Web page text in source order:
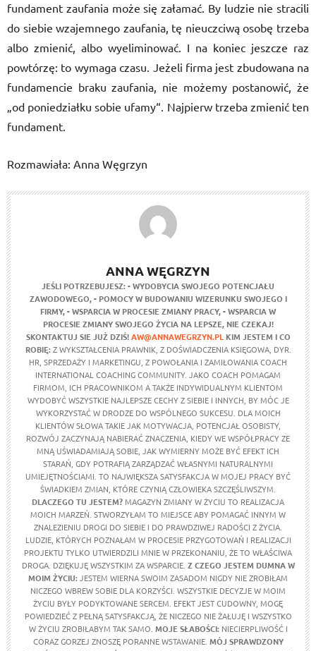
fundament zaufania może się załamać. By ludzie nie stracili
do siebie wzajemnego zaufania, tę nieuczciwą osobę trzeba
albo zmienić, albo wyeliminować. I na koniec jeszcze raz
powtórzę: to wymaga czasu. Jeżeli firma jest zbudowana na
fundamencie braku zaufania, nie możemy postanowić, że
„od poniedziałku sobie ufamy“. Najpierw trzeba zmienić ten
fundament.
Rozmawiała: Anna Węgrzyn
ANNA WĘGRZYN
JEŚLI POTRZEBUJESZ:- WYDOBYCIA SWOJEGO POTENCJAŁU
ZAWODOWEGO, - POMOCY W BUDOWANIU WIZERUNKU SWOJEGO I
FIRMY,- WSPARCIA W PROCESIE ZMIANY PRACY,- WSPARCIA W
PROCESIE ZMIANY SWOJEGO ŻYCIA NA LEPSZE, NIE CZEKAJ!
SKONTAKTUJ SIE JUŻ DZIŚ!AW@ANNAWEGRZYN.PL KIM JESTEM I CO
ROBIĘ:Z WYKSZTAŁCENIA PRAWNIK, Z DOŚWIADCZENIA KSIĘGOWA, DYR.
HR, SPRZEDAŻY I MARKETINGU, Z POWOŁANIA I ZAMIŁOWANIA COACH
INTERNATIONAL COACHING COMMUNITY. JAKO COACH POMAGAM
FIRMOM, ICH PRACOWNIKOM A TAKŻE INDYWIDUALNYM KLIENTOM
WYDOBYĆ WSZYSTKIE NAJLEPSZE CECHY Z SIEBIE I INNYCH, BY MÓC JE
WYKORZYSTAĆ W DRODZE DO WSPÓLNEGO SUKCESU. DLA MOICH
KLIENTÓW SŁOWA TAKIE JAK MOTYWACJA, POTENCJAŁ OSOBISTY,
ROZWÓJ ZACZYNAJĄ NABIERAĆ ZNACZENIA, KIEDY WE WSPÓŁPRACY ZE
MNĄ UŚWIADAMIAJĄ SOBIE, JAK WYMIERNY MOŻE BYĆ EFEKT ICH
STARAŃ, GDY POTRAFIĄ ZARZĄDZAĆ WŁASNYMI NATURALNYMI
UMIEJĘTNOŚCIAMI. TO NAJWIĘKSZA SATYSFAKCJA W MOJEJ PRACY BYĆ
ŚWIADKIEM ZMIAN, KTÓRE CZYNIĄ CZŁOWIEKA SZCZĘŚLIWSZYM.
DLACZEGO TU JESTEM?MAGAZYN ZMIANY W ŻYCIU TO REALIZACJA
MOICH MARZEŃ. STWORZYŁAM TO MIEJSCE ABY POMAGAĆ INNYM W
ZNALEZIENIU DROGI DO SIEBIE I DO PRAWDZIWEJ RADOŚCI Z ŻYCIA.
LUDZIE, KTÓRYCH POZNAŁAM W PROCESIE PRZYGOTOWAŃ I REALIZACJI
PROJEKTU TYLKO UTWIERDZILI MNIE W PRZEKONANIU, ŻE TO WŁAŚCIWA
DROGA. DZIĘKUJĘ WSZYSTKIM ZA WSPARCIE. Z CZEGO JESTEM DUMNA W
MOIM ŻYCIU:JESTEM WIERNA SWOIM ZASADOM NIGDY NIE ZROBIŁAM
NICZEGO WBREW SOBIE DLA KORZYŚCI. WSZYSTKIE DECYZJE W MOIM
ŻYCIU BYŁY PODYKTOWANE SERCEM. EFEKT JEST CUDOWNY, MOGĘ
POWIEDZIEĆ Z PEŁNĄ SATYSFAKCJĄ, ŻE NICZEGO NIE ŻAŁUJĘ I WSZYSTKO
W ŻYCIU ZROBIŁABYM TAK SAMO. MOJE SŁABOŚCI:NIECIERPLIWOŚĆ I
CORAZ GORZEJ ZNOSZĘ PORANNE WSTAWANIE. MÓJ SPRAWDZONY